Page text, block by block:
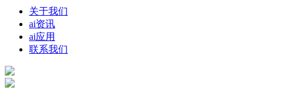
关于我们
ai资讯
ai应用
联系我们